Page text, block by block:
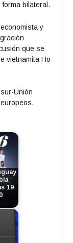
bilateral.
y
que se
vietnamita Ho
Unión
19